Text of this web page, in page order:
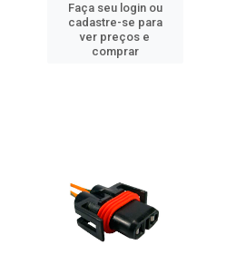
Faça seu login ou
cadastre-se para
ver preços e
comprar